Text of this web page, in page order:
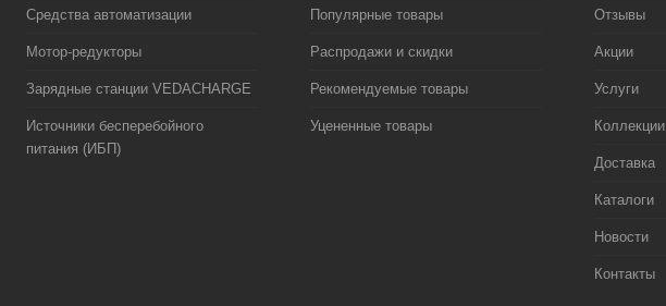
Средства автоматизации
Мотор-редукторы
Зарядные станции VEDACHARGE
Источники бесперебойного
питания (ИБП)
Популярные товары
Распродажи и скидки
Рекомендуемые товары
Уцененные товары
Отзывы
Акции
Услуги
Коллекции
Доставка
Каталоги
Новости
Контакты